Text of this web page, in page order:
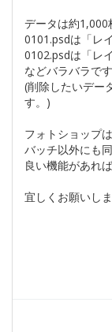
データは約1,000
0101.psdは「レ
0102.psdは「レ
などバラバラです
(削除したいデー
す。)
フォトショップ
バッチ以外にも
良い機能があれ
宜しくお願いしま